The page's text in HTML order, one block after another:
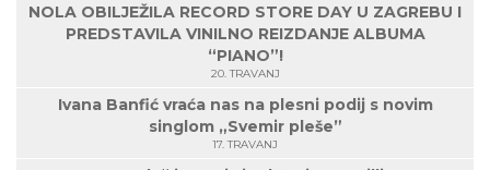
NOLA OBILJEŽILA RECORD STORE DAY U ZAGREBU I
PREDSTAVILA VINILNO REIZDANJE ALBUMA
“PIANO”!
20. TRAVANJ
Ivana Banfić vraća nas na plesni podij s novim
singlom „Svemir pleše”
17. TRAVANJ